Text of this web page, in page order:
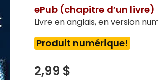
ePub (chapitre d’un livre)
Livre en anglais, en version
Produit numérique!
2,99 $